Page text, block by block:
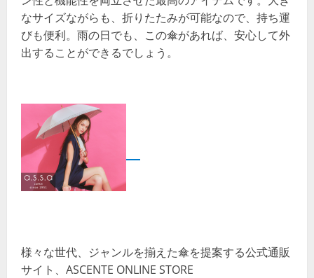
なサイズながらも、折りたたみが可能なので、持ち運
びも便利。雨の日でも、この傘があれば、安心して外
出することができるでしょう。
様々な世代、ジャンルを揃えた傘を提案する公式通販
サイト、ASCENTE ONLINE STORE